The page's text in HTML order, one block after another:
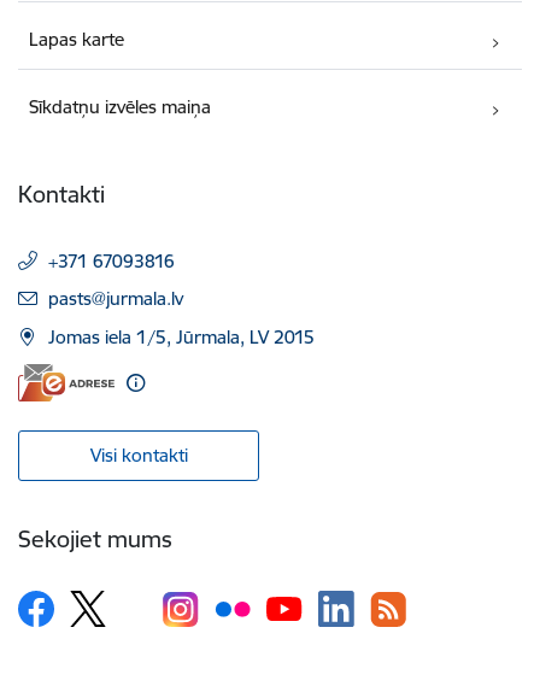
Lapas karte
Sīkdatņu izvēles maiņa
Kontakti
+371 67093816
E-pasts:
pasts@jurmala.lv
Jomas iela 1/5, Jūrmala, LV 2015
Visi kontakti
Sekojiet mums